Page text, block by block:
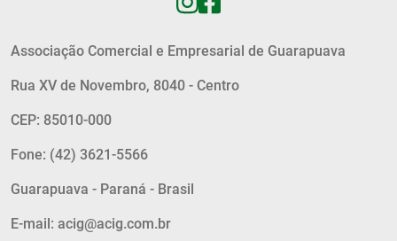
Associação Comercial e Empresarial de Guarapuava
Rua XV de Novembro, 8040 - Centro
CEP: 85010-000
Fone: (42) 3621-5566
Guarapuava - Paraná - Brasil
E-mail: acig@acig.com.br